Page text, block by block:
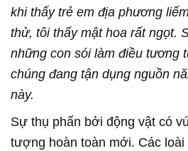
khi thấy trẻ em địa phương
thử, tôi thấy mật hoa rất ngọt.
những con sói làm điều tương
chúng đang tận dụng nguồn
này.
Sự thụ phấn bởi động vật có
tượng hoàn toàn mới. Các loài